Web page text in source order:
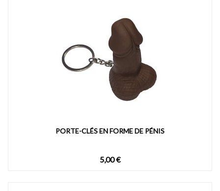
PORTE-CLÉS EN FORME DE PÉNIS
5,00 €